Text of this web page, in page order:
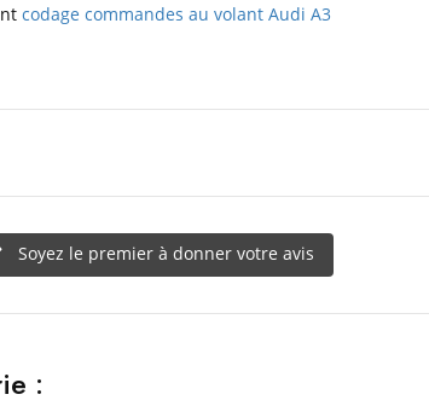
codage commandes au volant Audi A3
Soyez le premier à donner votre avis
: